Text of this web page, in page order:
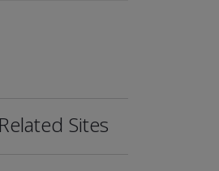
Related Sites